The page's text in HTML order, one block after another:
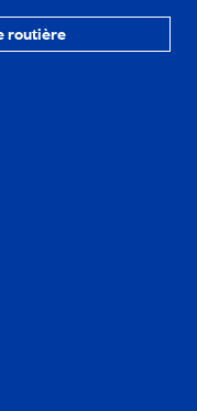
routière